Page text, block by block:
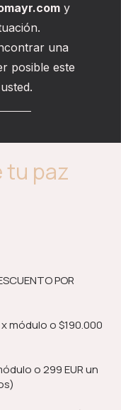
y
una
posible este
tu paz
POR
módulo o $190.000
o 299 EUR un